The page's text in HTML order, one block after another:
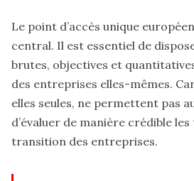
Le point d’accès unique
central. Il est essentiel de
brutes, objectives et
des entreprises elles-mêmes.
elles seules, ne permettent pas
d’évaluer de manière crédible
transition des entreprises.